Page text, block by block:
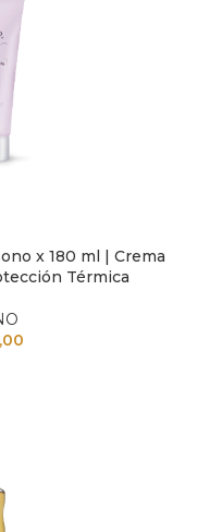
x 180 ml | Crema
Térmica